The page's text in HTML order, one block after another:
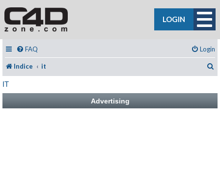
LOGIN
FAQ Login
Indice it
IT
Advertising